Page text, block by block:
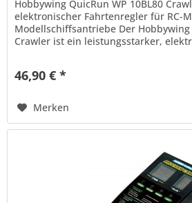
Hobbywing QuicRun WP 10BL80
elektronischer Fahrtenregler für RC-
Modellschiffsantriebe Der Hobbywing
Crawler ist ein leistungsstarker,
46,90 € *
Merken